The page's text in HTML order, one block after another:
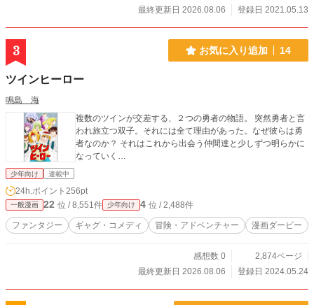
最終更新日 2026.08.06
登録日 2021.05.13
3 お気に入り追加 14
ツインヒーロー
鳴島 海
複数のツインが交差する、２つの勇者の物語。 突然勇者と言
われ旅立つ双子。それには全て理由があった。なぜ彼らは勇
者なのか？ それはこれから出会う仲間達と少しずつ明らかに
なっていく…
少年向け 連載中
24h.ポイント 256pt
一般漫画 22 位 / 8,551件 少年向け 4 位 / 2,488件
ファンタジー ギャグ・コメディ 冒険・アドベンチャー 漫画ダービー
感想数 0
2,874ページ
最終更新日 2026.08.06
登録日 2024.05.24